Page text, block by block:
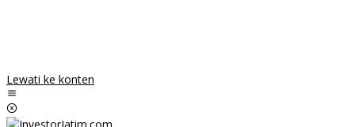
Lewati ke konten